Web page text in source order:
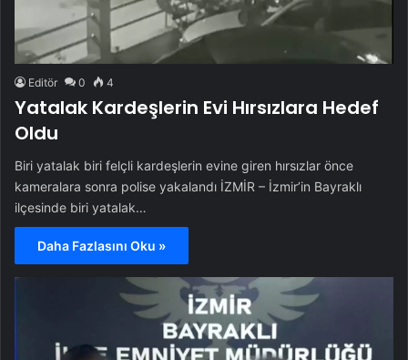
Editör 0 4
Yatalak Kardeşlerin Evi Hırsızlara Hedef
Oldu
Biri yatalak biri felçli kardeşlerin evine giren hırsızlar önce
kameralara sonra polise yakalandı İZMİR – İzmir’in Bayraklı
ilçesinde biri yatalak…
Daha Fazlasını Oku »